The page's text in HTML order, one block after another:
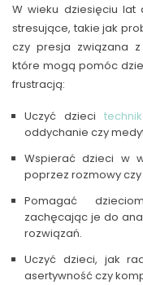
W wieku dziesięciu lat
stresujące, takie jak
czy presja związana
które mogą pomóc
frustracją:
Uczyć dzieci
oddychanie czy
Wspierać dzieci w
poprzez rozmowy
Pomagać
zachęcając je do
rozwiązań.
Uczyć dzieci, jak
asertywność czy